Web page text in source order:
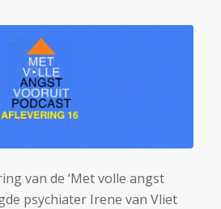
van de ‘Met volle angst
psychiater Irene van Vliet